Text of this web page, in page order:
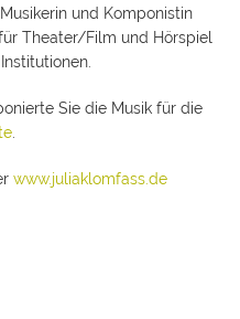
und Komponistin
Theater/Film und Hörspiel
Sie die Musik für die
www.juliaklomfass.de